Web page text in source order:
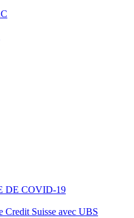
DE COVID-19
Credit Suisse avec UBS